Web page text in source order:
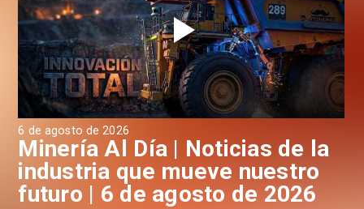
6 de agosto de 2026
Minería Al Día | Noticias de la
industria que mueve nuestro
futuro | 6 de agosto de 2026